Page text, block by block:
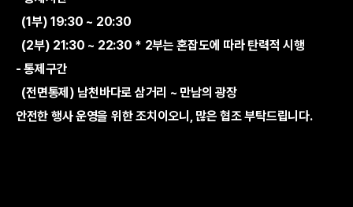
(1부) 19:30 ~ 20:30
(2부) 21:30 ~ 22:30 * 2부는 혼잡도에 따라 탄력적 시행
- 통제구간
(전면통제) 남천바다로 삼거리 ~ 만남의 광장
안전한 행사 운영을 위한 조치이오니, 많은 협조 부탁드립니다.